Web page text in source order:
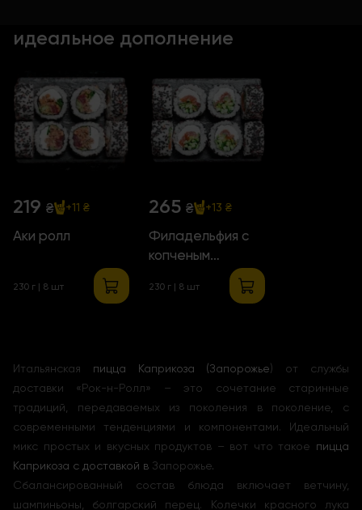
идеальное дополнение
219 ₴ +11 ₴
Аки ролл
230 г | 8 шт
265 ₴ +13 ₴
Филадельфия с
копченым
230 г | 8 шт
Итальянская пицца Каприкоза (Запорожье) от службы
доставки «Рок-н-Ролл» – это сочетание старинные
традиций, передаваемых из поколения в поколение, с
современными тенденциями и компонентами. Идеальный
микс простых и вкусных продуктов – вот что такое пицца
Каприкоза с доставкой в Запорожье.
Сбалансированный состав блюда включает ветчину,
шампиньоны, болгарский перец. Колечки красного лука